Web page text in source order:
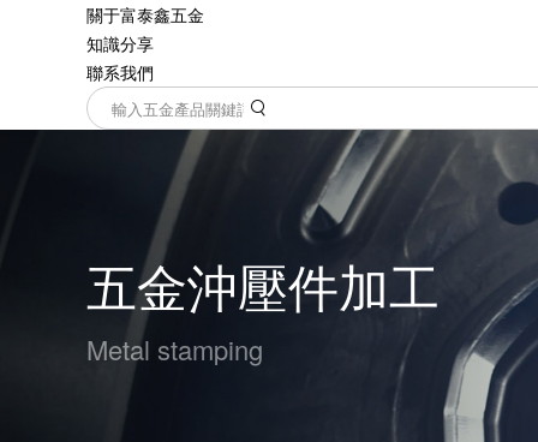
關于富泰鑫五金
知識分享
聯系我們
五金沖壓件加工
Metal stamping